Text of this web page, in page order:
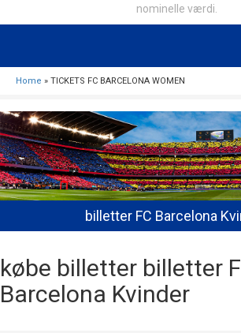
nominelle værdi.
Home » TICKETS FC BARCELONA WOMEN
billetter FC Barcelona
købe billetter billetter
Barcelona Kvinder